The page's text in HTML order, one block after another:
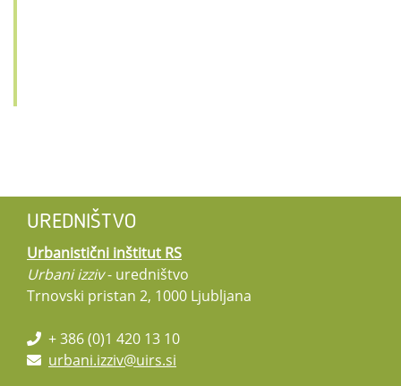
UREDNIŠTVO
Urbanistični inštitut RS
Urbani izziv- uredništvo
Trnovski pristan 2, 1000 Ljubljana
+ 386 (0)1 420 13 10
urbani.izziv@uirs.si